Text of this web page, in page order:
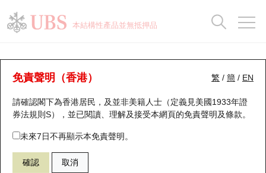
本結構性產品並無抵押品
繁 / 簡 / EN
免責聲明（香港）
請確認閣下為香港居民，及並非美籍人士（定義見美國1933年證
券法規則S），並已閱讀、理解及接受本網頁的免責聲明及條款。
未來7日不再顯示本免責聲明。
確認 取消
認股證分析儀
表現 街貨統計 比較
13338 瑞銀認購 9888 百度股份有限公司
瑞銀認股證一覽
新發行瑞銀認股證
即將到期認股證
認股證到期結算價查詢
街貨統計
比較
牛熊全景快搜
牛熊證搜尋
牛熊證街貨分佈圖
正股牛熊證列表
街貨統計
比較
十大升幅/跌幅
十大認股證成交分佈
十天股證佔大市成交
資金流
正股分析儀
二十大活躍股份
恒指成份股
國指成份股
持股比重
顯示所有持股比重
每月輪證大市專題
輪證專欄
講座及教育短片
認股證投資者教育